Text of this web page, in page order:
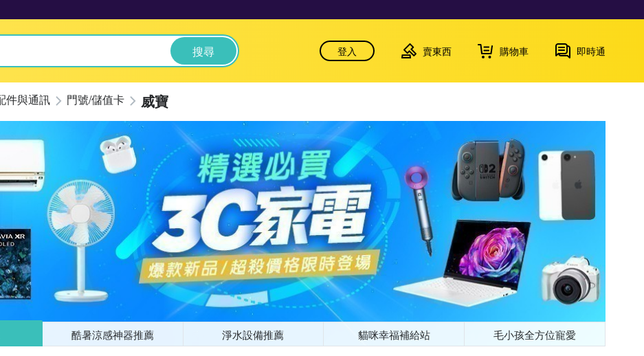
搜尋 登入 賣東西 購物車 即時通
件與通訊 門號/儲值卡 威寶
酷暑涼感神器推薦 淨水設備推薦 貓咪幸福補給站 毛小孩全方位寵愛